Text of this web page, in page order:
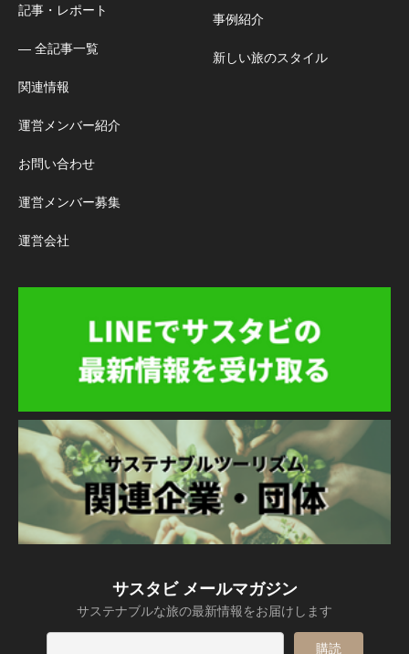
記事・レポート
― 全記事一覧
関連情報
運営メンバー紹介
お問い合わせ
運営メンバー募集
運営会社
事例紹介
新しい旅のスタイル
サスタビ メールマガジン
サステナブルな旅の最新情報をお届けします